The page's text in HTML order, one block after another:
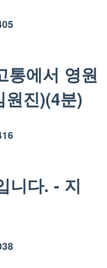
통에서 영원
진)(4분)
니다. - 지